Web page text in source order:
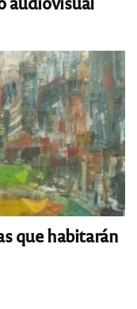
que habitarán